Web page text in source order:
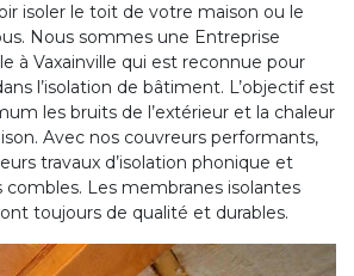
isoler le toit de votre maison ou le
Nous sommes une Entreprise
à Vaxainville qui est reconnue pour
l’isolation de bâtiment. L’objectif est
les bruits de l’extérieur et la chaleur
Avec nos couvreurs performants,
travaux d’isolation phonique et
Les membranes isolantes
toujours de qualité et durables.